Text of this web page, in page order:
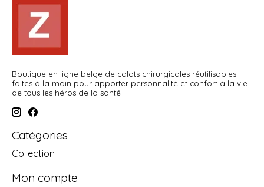
Boutique en ligne belge de calots chirurgicales réutilisables
faites à la main pour apporter personnalité et confort à la vie
de tous les héros de la santé
Catégories
Collection
Mon compte